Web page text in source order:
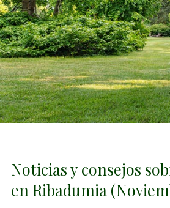
Noticias y consejos
en Ribadumia